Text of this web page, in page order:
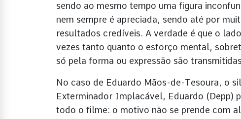
sendo ao mesmo tempo uma figura
nem sempre é apreciada, sendo até por
resultados credíveis. A verdade é que o
vezes tanto quanto o esforço mental,
só pela forma ou expressão são
No caso de Eduardo Mãos-de-Tesoura, o
Exterminador Implacável, Eduardo (Depp)
todo o filme: o motivo não se prende com